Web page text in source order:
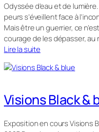
Odyssée d’eau et de
peurs s’éveillent face à
Mais être un guerrier, ce
courage de les dépasser, au
Lire la suite
Visions Black &
Exposition en cours Visions